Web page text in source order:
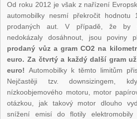
Od roku 2012 je však z nařízení
automobilky nesmí překročit
prodaných aut. V případě, že by
nedokázaly dosáhnout, jsou poviny
prodaný vůz a gram CO2 na
euro. Za čtvrtý a každý další gram
euro!Automobilky k těmto limitům
Nejčastěji tzv. downsizingem,
nízkoobjemového motoru, motor
otázkou, jak takový motor dlouho
snížení emisí do flotily